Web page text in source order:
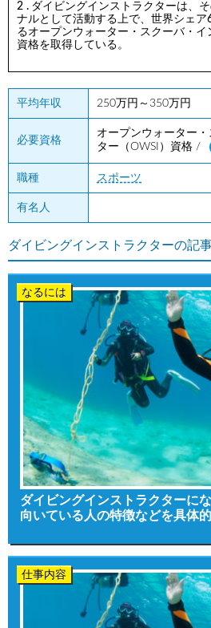
ダイビングインストラクターは、
ナルとして活動する上で、世界シェ
るオープンウォーター・スクーバ・イ
資格を取得している。
平均年収 250万円～350万円
必要資格
オープンウォーター
ター（OWSI）資格 /
職種 スポーツ
有名人
ダイビングインストラクターの記
なるには
ダイビングインストラクターに
向いている人の特徴などを具体
仕事内容